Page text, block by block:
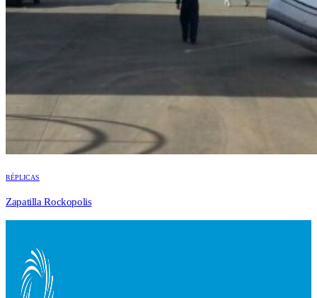
RÉPLICAS
Zapatilla Rockopolis